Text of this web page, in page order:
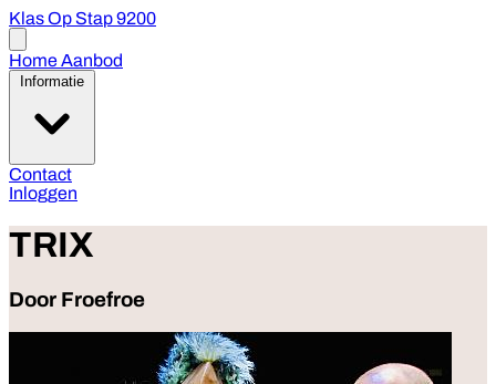
Klas Op Stap 9200
menu
HomeAanbod
Informatie
Contact
Inloggen
TRIX
Door Froefroe